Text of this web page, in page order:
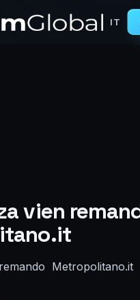
IT
vien
Metropolitano.it